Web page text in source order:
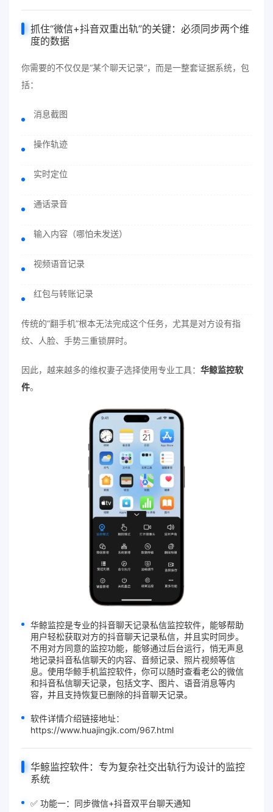
抓住“微信+抖音双重出轨”的关键：必须同步两个维
度的数据
你需要的不仅仅是“某个聊天记录”，而是一整套证据系统，包
括：
消息截图
操作轨迹
实时定位
通话录音
输入内容（哪怕未发送）
视频语音记录
红包与转账记录
传统的“翻手机”根本无法完成这个任务，尤其是对方设有指
纹、人脸、手势三重锁屏时。
因此，越来越多的维权妻子选择使用专业工具： 华鲸监控软
件。
华鲸监控是专业的抖音聊天记录私信监控软件，能够帮助
用户轻松获取对方的抖音聊天记录私信，并且实时同步。
不用对方同意的监控功能，能够通过后台运行，悄无声息
地记录抖音私信聊天的内容、音频记录、照片视频等信
息。使用华鲸手机监控软件，你可以随时查看老公的微信
和抖音私信聊天记录，包括文字、图片、语音消息等内
容，并且支持恢复已删除的抖音聊天记录。
软件详情介绍链接地址：
https://www.huajingjk.com/967.html
华鲸监控软件：专为复杂社交出轨行为设计的监控
系统
✅ 功能一：同步微信+抖音双平台聊天通知